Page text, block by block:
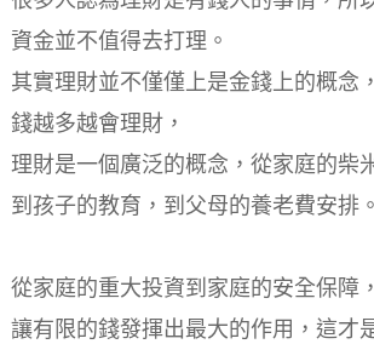
資金並不值得去打理。
其實理財並不僅僅上是金錢上的概念
錢越多越會理財，
理財是一個廣泛的概念，從家庭的柴
到孩子的教育，到父母的養老費安排。
從家庭的重大投資到家庭的安全保障，
讓有限的錢發揮出最大的作用，這才